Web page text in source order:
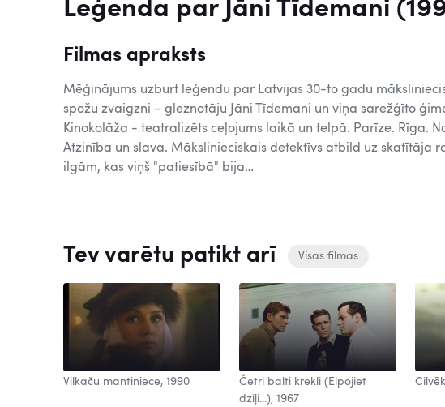
Leģenda par Jāni Tīdemani
Filmas apraksts
Mēģinājums uzburt leģendu par Latvijas 30-to gadu
spožu zvaigzni – gleznotāju Jāni Tīdemani un viņa sarežģīto
Kinokolāža - teatralizēts ceļojums laikā un telpā. Parīze. Rīga.
Atzinība un slava. Mākslinieciskais detektīvs atbild uz skatītāja
ilgām, kas viņš "patiesībā" bija…
Tev varētu patikt arī Visas filmas
Vilkaču mantiniece, 1990
Četri balti krekli (Elpojiet
dziļi...), 1967